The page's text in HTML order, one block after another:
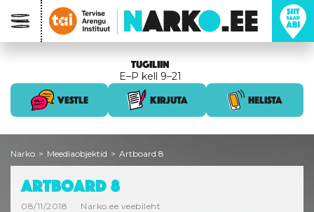
TUGILIIN
E–P kell 9–21
VESTLE
KIRJUTA HELISTA
Narko > Meediaobjektid > Artboard 8
ARTBOARD 8
08/11/2018 Narko.ee veebileht